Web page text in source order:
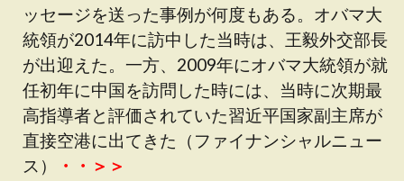
ッセージを送った事例が何度もある。オバマ大
統領が2014年に訪中した当時は、王毅外交部長
が出迎えた。一方、2009年にオバマ大統領が就
任初年に中国を訪問した時には、当時に次期最
高指導者と評価されていた習近平国家副主席が
直接空港に出てきた（ファイナンシャルニュー
ス）
・・＞＞